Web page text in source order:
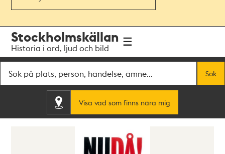
navigationen
huvudinnehållet
Stockholmskällan
Historia i ord, ljud och bild
Sök
Visa vad som finns nära mig